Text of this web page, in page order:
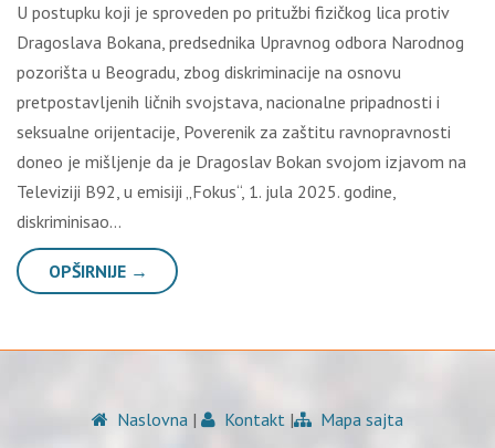
U postupku koji je sproveden po pritužbi fizičkog lica protiv
Dragoslava Bokana, predsednika Upravnog odbora Narodnog
pozorišta u Beogradu, zbog diskriminacije na osnovu
pretpostavljenih ličnih svojstava, nacionalne pripadnosti i
seksualne orijentacije, Poverenik za zaštitu ravnopravnosti
doneo je mišljenje da je Dragoslav Bokan svojom izjavom na
Televiziji B92, u emisiji „Fokus“, 1. jula 2025. godine,
diskriminisao…
OPŠIRNIJE →
Naslovna | Kontakt | Mapa sajta